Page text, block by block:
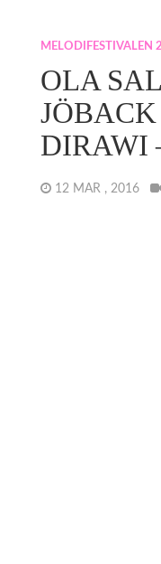
MELODIFESTIVALEN
OLA
DIRAWI
12 MAR , 2016